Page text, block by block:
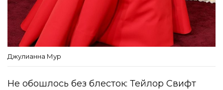
Джулианна Мур
Не обошлось без блесток: Тейлор Свифт